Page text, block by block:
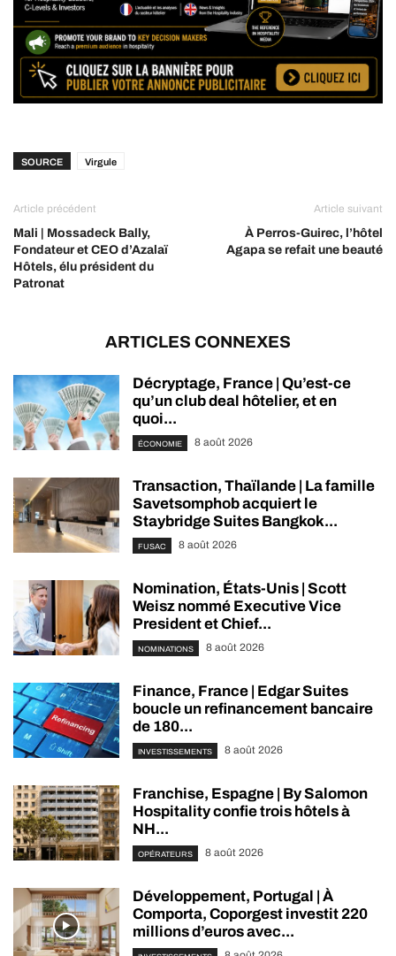
SOURCE Virgule
Article précédent
Mali | Mossadeck Bally,
Fondateur et CEO d’Azalaï
Hôtels, élu président du
Patronat
Article suivant
À Perros-Guirec, l’hôtel
Agapa se refait une beauté
ARTICLES CONNEXES
Décryptage, France | Qu’est-ce
qu’un club deal hôtelier, et en
quoi...
ÉCONOMIE 8 août 2026
Transaction, Thaïlande | La famille
Savetsomphob acquiert le
Staybridge Suites Bangkok...
FUSAC 8 août 2026
Nomination, États-Unis | Scott
Weisz nommé Executive Vice
President et Chief...
NOMINATIONS 8 août 2026
Finance, France | Edgar Suites
boucle un refinancement bancaire
de 180...
INVESTISSEMENTS 8 août 2026
Franchise, Espagne | By Salomon
Hospitality confie trois hôtels à
NH...
OPÉRATEURS 8 août 2026
Développement, Portugal | À
Comporta, Coporgest investit 220
millions d’euros avec...